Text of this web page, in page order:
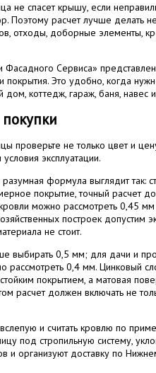
не спасет крышу, если
Поэтому расчет лучше делать
отходы, доборные элементы,
Фасадного Сервиса»
Это удобно, когда
коттедж, гараж, баня, навес
проверьте не только цвет и
эксплуатации.
формула выглядит так:
покрытие, точный расчет
можно рассмотреть 0,45
построек допустим
не стоит.
выбирать 0,5 мм; для дачи и
рассмотреть 0,4 мм. Цинковый
покрытием, а матовая
расчет должен включать не
и считать кровлю по
под стропильную систему,
и организуют доставку по